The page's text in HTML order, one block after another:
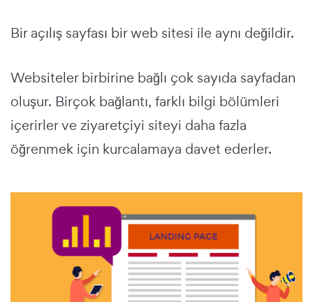
Bir açılış sayfası bir web sitesi ile aynı değildir.
Websitelerbirbirine bağlı çok sayıda sayfadan
oluşur. Birçok bağlantı, farklı bilgi bölümleri
içerirler ve ziyaretçiyi siteyi daha fazla
öğrenmek için kurcalamaya davet ederler.